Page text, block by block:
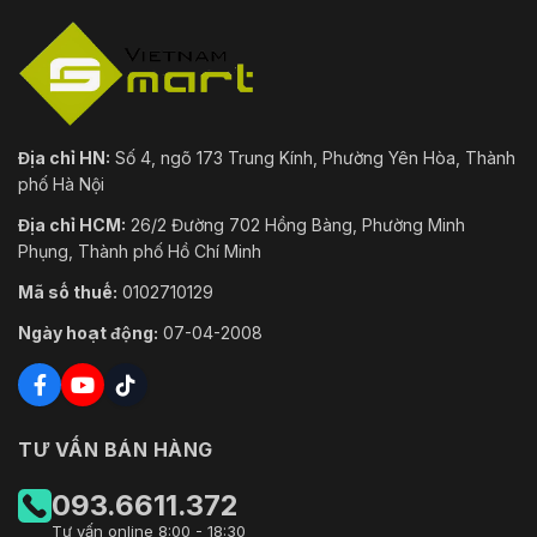
Giao Diện
Mạng
1 Giao diện Ethernet RJ45 10 M/100 M, Hi-PoE
CVBS Hỗ trợ
RS-485
Tổng Quan
Kích
Φ 266,6 mm × 410 mm (Φ 10,50" × 16,14")
Cân Nặng
Mức Độ
Bảo Vệ
6000V, Chống sốc điện và Bảo vệ thoáng qua
24 VAC (Tối đa 60 W, bao gồm tối đa 18 W cho
Địa chỉ HN: Số 4, ngõ 173 Trung Kính, Phường Yên Hòa, Thành
phố Hà Nội
Địa chỉ HCM: 26/2 Đường 702 Hồng Bàng, Phường Minh
Phụng, Thành phố Hồ Chí Minh
Mã số thuế: 0102710129
Ngày hoạt động: 07-04-2008
TƯ VẤN BÁN HÀNG
093.6611.372
Tư vấn online 8:00 - 18:30